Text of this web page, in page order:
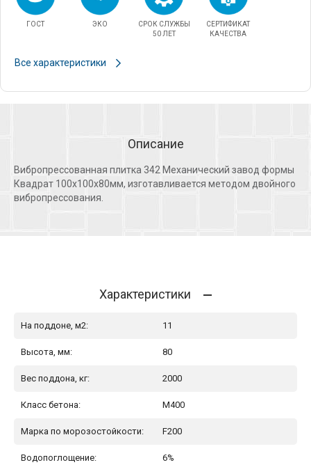
ГОСТ ЭКО
СРОК СЛУЖБЫ
50 ЛЕТ
СЕРТИФИКАТ
КАЧЕСТВА
Все характеристики
Описание
Вибропрессованная плитка 342 Механический завод формы
Квадрат 100х100х80мм, изготавливается методом двойного
вибропрессования.
Характеристики
На поддоне, м2: 11
Высота, мм: 80
Вес поддона, кг: 2000
Класс бетона: М400
Марка по морозостойкости: F200
Водопоглощение: 6%